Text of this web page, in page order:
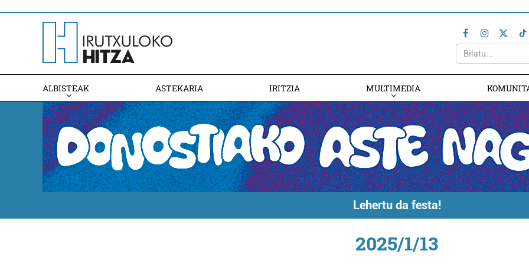
ALBISTEAK ASTEKARIA IRITZIA MULTIMEDIA
Lehertu da festa!
2025/1/13